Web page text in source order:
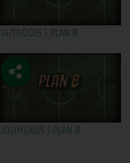
14/10/2025 | PLAN B
30/09/2025 | PLAN B